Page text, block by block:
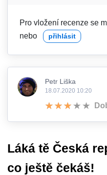
Pro vložení recenze se
nebo přihlásit
Petr Liška
18.07.2020 10:20
Láká tě Česká
co ještě čekáš!